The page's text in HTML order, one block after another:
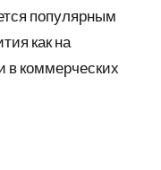
популярным
как на
в коммерческих